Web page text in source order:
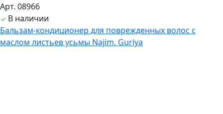
Арт. 08966
В наличии
Бальзам-кондиционер для поврежденных волос с
маслом листьев усьмы Najim. Guriya